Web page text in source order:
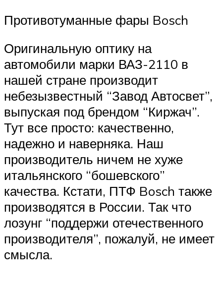
Противотуманные фары Bosch
Оригинальную оптику на
автомобили марки ВАЗ-2110 в
нашей стране производит
небезызвестный “Завод Автосвет”,
выпуская под брендом “Киржач”.
Тут все просто: качественно,
надежно и наверняка. Наш
производитель ничем не хуже
итальянского “бошевского”
качества. Кстати, ПТФ Bosch также
производятся в России. Так что
лозунг “поддержи отечественного
производителя”, пожалуй, не имеет
смысла.